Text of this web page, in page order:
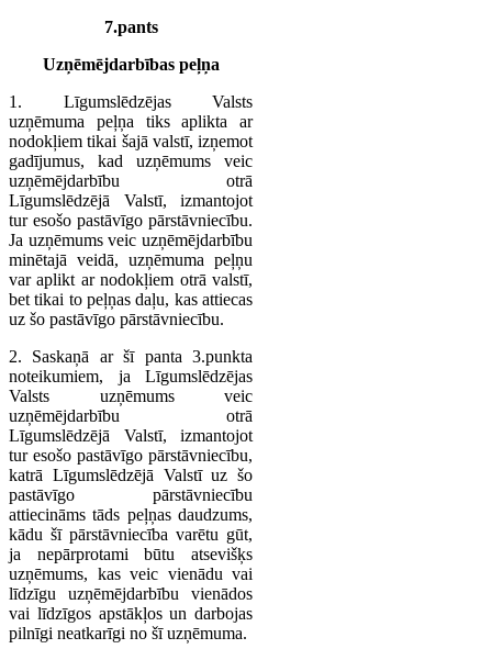
7.pants
Uzņēmējdarbības peļņa
1. Līgumslēdzējas Valsts
uzņēmuma peļņa tiks aplikta ar
nodokļiem tikai šajā valstī, izņemot
gadījumus, kad uzņēmums veic
uzņēmējdarbību otrā
Līgumslēdzējā Valstī, izmantojot
tur esošo pastāvīgo pārstāvniecību.
Ja uzņēmums veic uzņēmējdarbību
minētajā veidā, uzņēmuma peļņu
var aplikt ar nodokļiem otrā valstī,
bet tikai to peļņas daļu, kas attiecas
uz šo pastāvīgo pārstāvniecību.
2. Saskaņā ar šī panta 3.punkta
noteikumiem, ja Līgumslēdzējas
Valsts uzņēmums veic
uzņēmējdarbību otrā
Līgumslēdzējā Valstī, izmantojot
tur esošo pastāvīgo pārstāvniecību,
katrā Līgumslēdzējā Valstī uz šo
pastāvīgo pārstāvniecību
attiecināms tāds peļņas daudzums,
kādu šī pārstāvniecība varētu gūt,
ja nepārprotami būtu atsevišķs
uzņēmums, kas veic vienādu vai
līdzīgu uzņēmējdarbību vienādos
vai līdzīgos apstākļos un darbojas
pilnīgi neatkarīgi no šī uzņēmuma.